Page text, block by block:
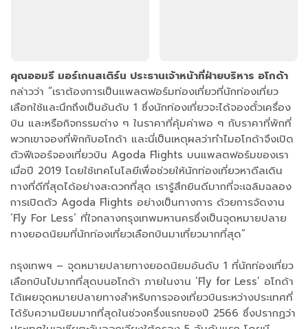
คุณออมรี มอร์เกนสเติร์น ประธานเจ้าหน้าที่ฝ่ายบริหาร อโกด้า
กล่าวว่า “เราต้องการเป็นแพลตฟอร์มท่องเที่ยวที่นักท่องเที่ยว
เลือกใช้และนึกถึงเป็นอันดับ 1 ซึ่งนักท่องเที่ยวจะได้จองตั๋วเครื่อง
บิน และหรือกิจกรรมต่าง ๆ ในราคาที่คุ้มค่าพอ ๆ กับราคาที่พักที่
พวกเขาจองที่พักกับอโกด้า และนี่เป็นเหตุผลว่าทำไมอโกด้าจึงเปิด
ตัวฟีเจอร์จองเที่ยวบิน Agoda Flights บนแพลตฟอร์มของเรา
เมื่อปี 2019 โดยใช้เทคโนโลยีเพื่อช่วยให้นักท่องเที่ยวหาดีลเดิน
ทางที่ดีที่สุดได้อย่างสะดวกที่สุด เรารู้สึกยินดีมากที่จะเฉลิมฉลอง
การเปิดตัว Agoda Flights อย่างเป็นทางการ ด้วยการจัดงาน
‘Fly For Less’ ที่ใจกลางกรุงเทพมหานครซึ่งเป็นจุดหมายปลาย
ทางยอดนิยมที่นักท่องเที่ยวเลือกบินมาเที่ยวมากที่สุด”
กรุงเทพฯ – จุดหมายปลายทางยอดนิยมอันดับ 1 ที่นักท่องเที่ยว
เลือกบินไปมากที่สุดบนอโกด้า ภายในงาน ‘Fly for Less’ อโกด้า
ได้เผยจุดหมายปลายทางสำหรับการจองเที่ยวบินระหว่างประเทศที่
ได้รับความนิยมมากที่สุดในช่วงครึ่งแรกของปี 2566 ซึ่งปรากฏว่า